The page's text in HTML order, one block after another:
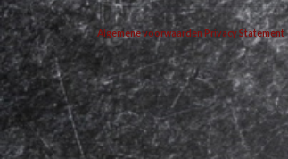
Algemene voorwaarden Privacy Statement